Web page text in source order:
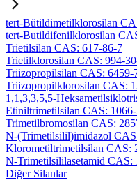
tert-Bütildimetilklorosilan
tert-Butildifenilklorosilan
Trietilsilan CAS: 617-86-7
Trietilklorosilan CAS: 994-
Triizopropilsilan CAS: 6459-
Triizopropilklorosilan CAS:
1,1,3,3,5,5-
Etiniltrimetilsilan CAS:
Trimetilbromosilan CAS:
N-(Trimetilsilil)imidazol
Klorometiltrimetilsilan CAS:
N-Trimetilsililasetamid CAS:
Diğer Silanlar